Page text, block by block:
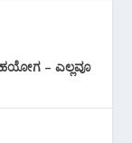
– ಎಲ್ಲವೂ